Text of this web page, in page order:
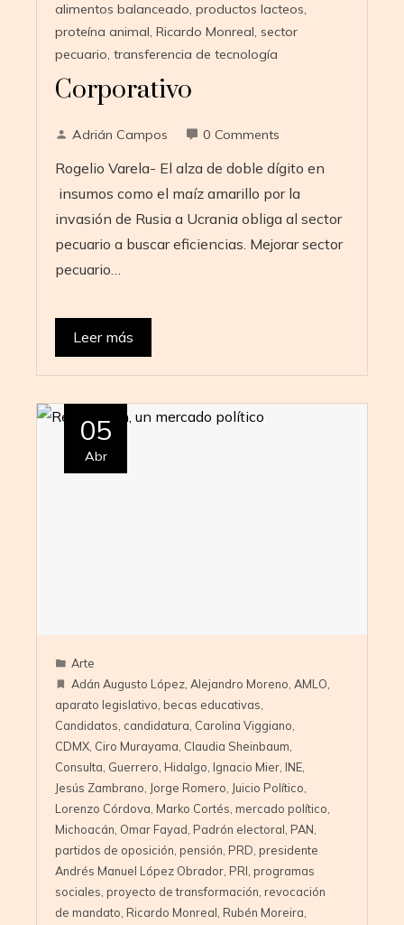
alimentos balanceado, productos lacteos,
proteína animal, Ricardo Monreal, sector
pecuario, transferencia de tecnología
Corporativo
Adrián Campos 0 Comments
Rogelio Varela- El alza de doble dígito en
insumos como el maíz amarillo por la
invasión de Rusia a Ucrania obliga al sector
pecuario a buscar eficiencias. Mejorar sector
pecuario…
Leer más
05
Abr
Arte
Adán Augusto López, Alejandro Moreno, AMLO,
aparato legislativo, becas educativas,
Candidatos, candidatura, Carolina Viggiano,
CDMX, Ciro Murayama, Claudia Sheinbaum,
Consulta, Guerrero, Hidalgo, Ignacio Mier, INE,
Jesús Zambrano, Jorge Romero, Juicio Político,
Lorenzo Córdova, Marko Cortés, mercado político,
Michoacán, Omar Fayad, Padrón electoral, PAN,
partidos de oposición, pensión, PRD, presidente
Andrés Manuel López Obrador, PRI, programas
sociales, proyecto de transformación, revocación
de mandato, Ricardo Monreal, Rubén Moreira,